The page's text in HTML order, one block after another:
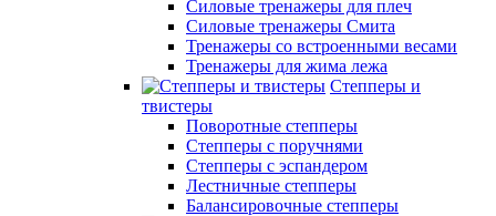
Силовые тренажеры для плеч
Силовые тренажеры Смита
Тренажеры со встроенными весами
Тренажеры для жима лежа
Степперы и
твистеры
Поворотные степперы
Степперы с поручнями
Степперы с эспандером
Лестничные степперы
Балансировочные степперы